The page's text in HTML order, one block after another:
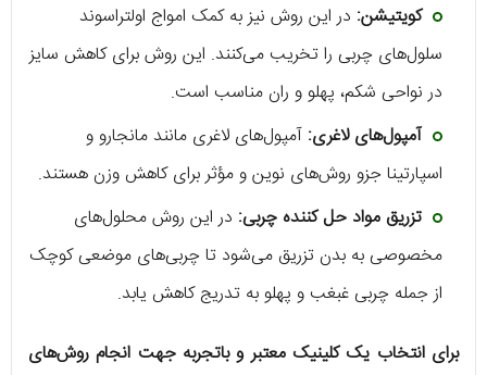
کویتیشن: در این روش نیز به کمک امواج اولتراسوند
سلول‌های چربی را تخریب می‌کنند. این روش برای کاهش سایز
در نواحی شکم، پهلو و ران مناسب است.
آمپول‌های لاغری: آمپول‌های لاغری مانند مانجارو و
اسپارتینا جزو روش‌های نوین و مؤثر برای کاهش وزن هستند.
تزریق مواد حل کننده چربی: در این روش محلول‌های
مخصوصی به بدن تزریق می‌شود تا چربی‌های موضعی کوچک
از جمله چربی غبغب و پهلو به تدریج کاهش یابد.
برای انتخاب یک کلینیک معتبر و باتجربه جهت انجام روش‌های